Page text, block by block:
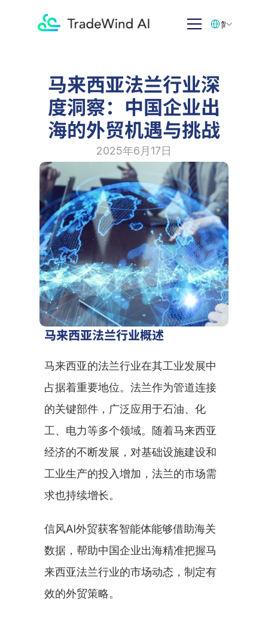
马来西亚法兰行业深
度洞察：中国企业出
海的外贸机遇与挑战
2025年6月17日
马来西亚法兰行业概述
马来西亚的法兰行业在其工业发展中
占据着重要地位。法兰作为管道连接
的关键部件，广泛应用于石油、化
工、电力等多个领域。随着马来西亚
经济的不断发展，对基础设施建设和
工业生产的投入增加，法兰的市场需
求也持续增长。
信风AI外贸获客智能体能够借助海关
数据，帮助中国企业出海精准把握马
来西亚法兰行业的市场动态，制定有
效的外贸策略。
简体中文